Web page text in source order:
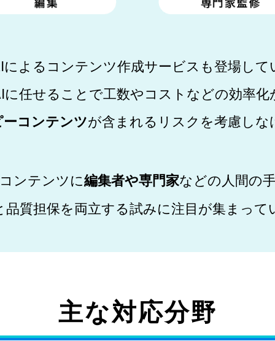
よるコンテンツ作成サービスも登場して
任せることで工数やコストなどの効率
コンテンツが含まれる リスクを考慮し
ンテンツに編集者や専門家などの人間の
品質担保を両立する試みに注目が集まって
主な対応分野